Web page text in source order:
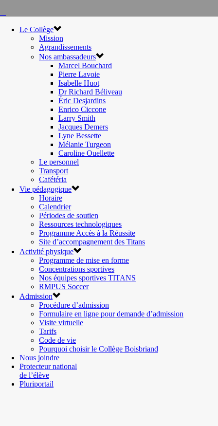
Le Collège
Mission
Agrandissements
Nos ambassadeurs
Marcel Bouchard
Pierre Lavoie
Isabelle Huot
Dr Richard Béliveau
Éric Desjardins
Enrico Ciccone
Larry Smith
Jacques Demers
Lyne Bessette
Mélanie Turgeon
Caroline Ouellette
Le personnel
Transport
Cafétéria
Vie pédagogique
Horaire
Calendrier
Périodes de soutien
Ressources technologiques
Programme Accès à la Réussite
Site d’accompagnement des Titans
Activité physique
Programme de mise en forme
Concentrations sportives
Nos équipes sportives TITANS
RMPUS Soccer
Admission
Procédure d’admission
Formulaire en ligne pour demande d’admission
Visite virtuelle
Tarifs
Code de vie
Pourquoi choisir le Collège Boisbriand
Nous joindre
Protecteur national
de l’élève
Pluriportail